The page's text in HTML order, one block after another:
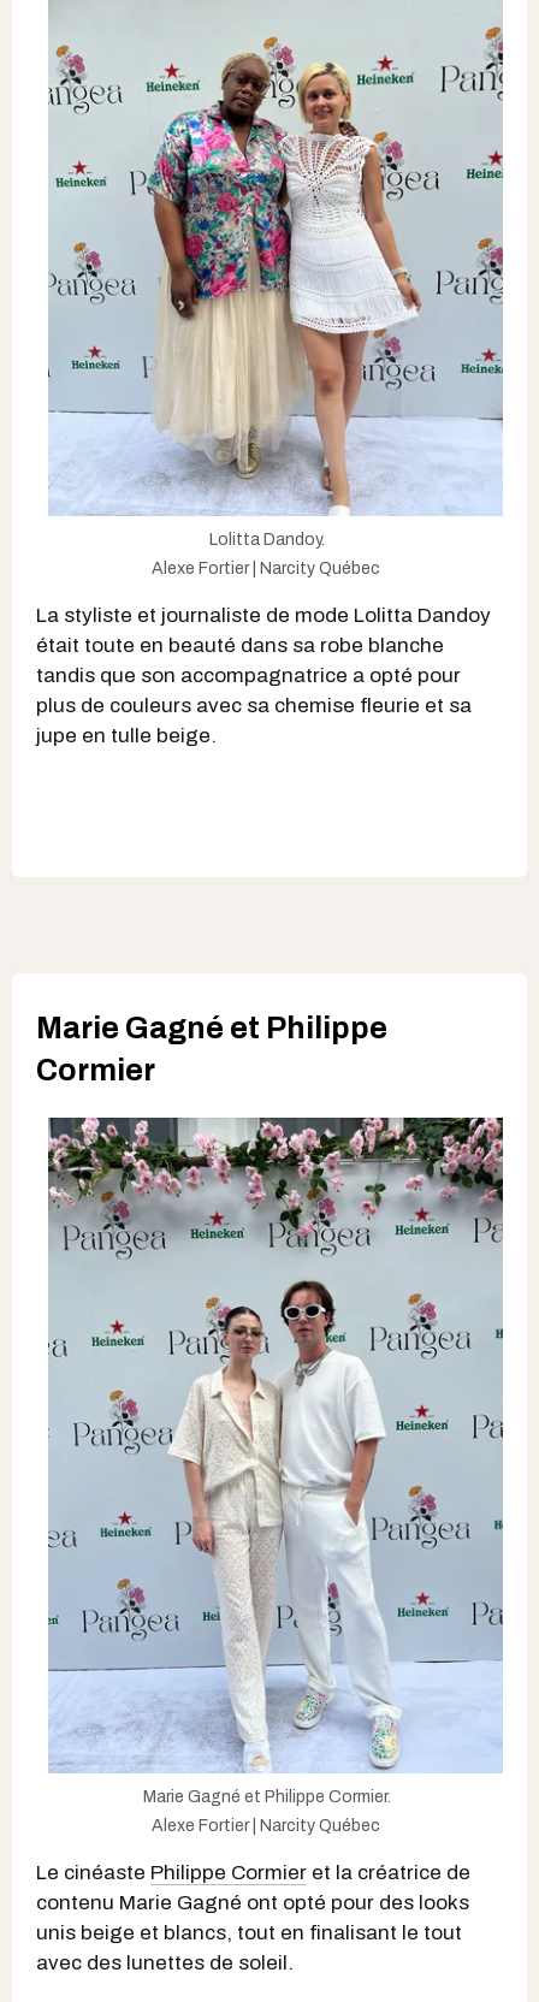
Lolitta Dandoy.
Alexe Fortier | Narcity Québec
La styliste et journaliste de mode Lolitta Dandoy
était toute en beauté dans sa robe blanche
tandis que son accompagnatrice a opté pour
plus de couleurs avec sa chemise fleurie et sa
jupe en tulle beige.
Marie Gagné et Philippe
Cormier
Marie Gagné et Philippe Cormier.
Alexe Fortier | Narcity Québec
Le cinéaste Philippe Cormier et la créatrice de
contenu Marie Gagné ont opté pour des looks
unis beige et blancs, tout en finalisant le tout
avec des lunettes de soleil.